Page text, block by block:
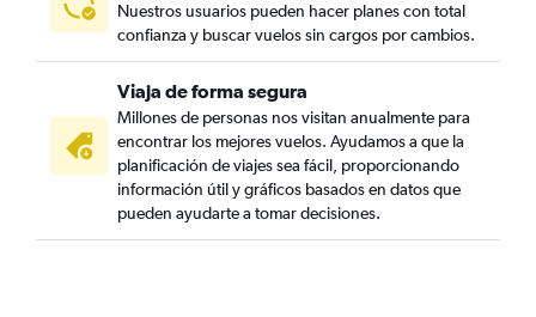
Nuestros usuarios pueden hacer planes con total
confianza y buscar vuelos sin cargos por cambios.
Viaja de forma segura
Millones de personas nos visitan anualmente para
encontrar los mejores vuelos. Ayudamos a que la
planificación de viajes sea fácil, proporcionando
información útil y gráficos basados en datos que
pueden ayudarte a tomar decisiones.